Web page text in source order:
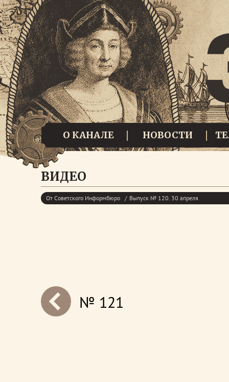
О КАНАЛЕ НОВОСТИ
ВИДЕО
От Советского Информбюро Выпуск № 120. 30 апреля
next№ 121